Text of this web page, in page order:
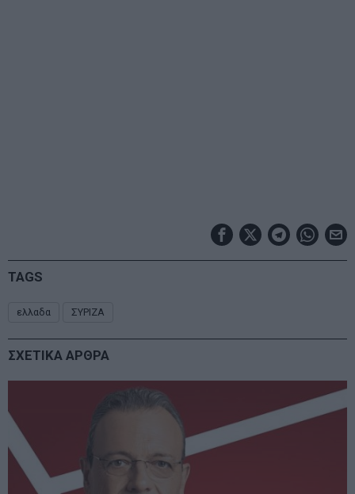
TAGS
ελλαδα ΣΥΡΙΖΑ
ΣΧΕΤΙΚΑ ΑΡΘΡΑ